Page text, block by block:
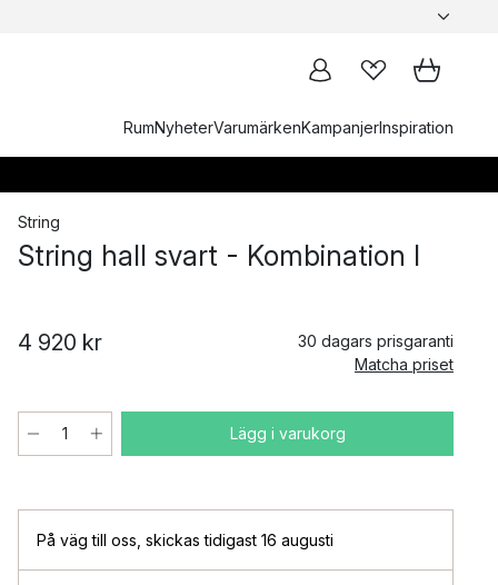
RumNyheterVarumärkenKampanjerInspiration
String
String hall svart - Kombination I
4 920 kr
30 dagars prisgaranti
Matcha priset
Lägg i varukorg
På väg till oss skickas tidigast 16 augusti